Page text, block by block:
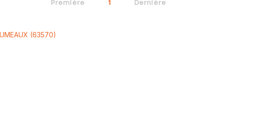
Première
1 Dernière
(63570)